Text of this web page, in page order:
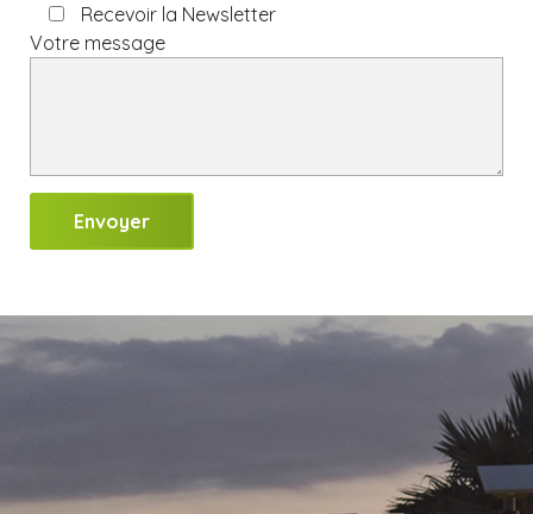
Recevoir la Newsletter
Votre message